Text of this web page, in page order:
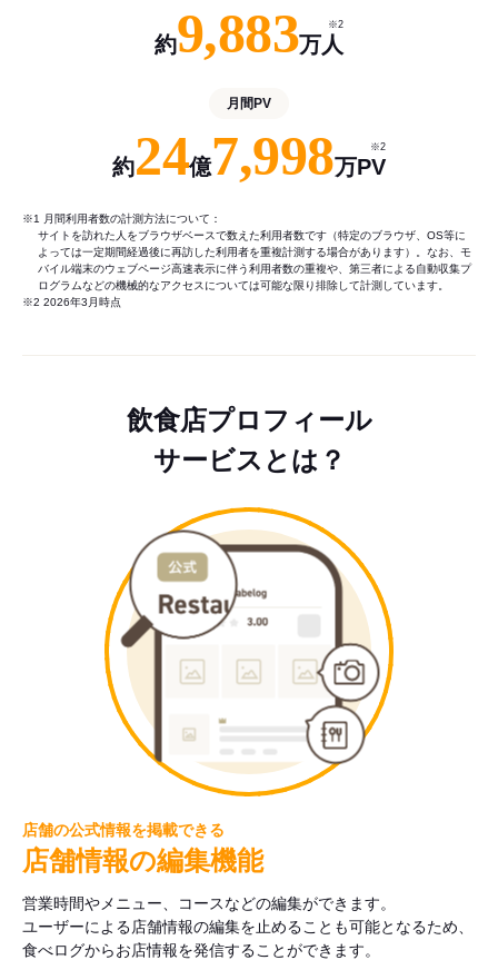
約9,883万人
※2
月間PV
約24億7,998万PV
※2
※1 月間利用者数の計測方法について：
サイトを訪れた人をブラウザベースで数えた利用者数です（特定のブラウザ、OS等に
よっては一定期間経過後に再訪した利用者を重複計測する場合があります）。なお、モ
バイル端末のウェブページ高速表示に伴う利用者数の重複や、第三者による自動収集プ
ログラムなどの機械的なアクセスについては可能な限り排除して計測しています。
※2 2026年3月時点
飲食店プロフィール
サービスとは？
店舗の公式情報を掲載できる
店舗情報の編集機能
営業時間やメニュー、コースなどの編集ができます。
ユーザーによる店舗情報の編集を止めることも可能となるため、
食べログからお店情報を発信することができます。